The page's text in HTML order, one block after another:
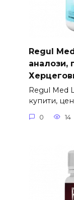
Regul
аналози,
Regul Med
купити,
0 14